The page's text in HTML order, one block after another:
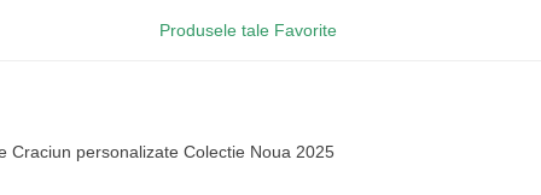
Produsele tale Favorite
Craciun personalizate Colectie Noua 2025